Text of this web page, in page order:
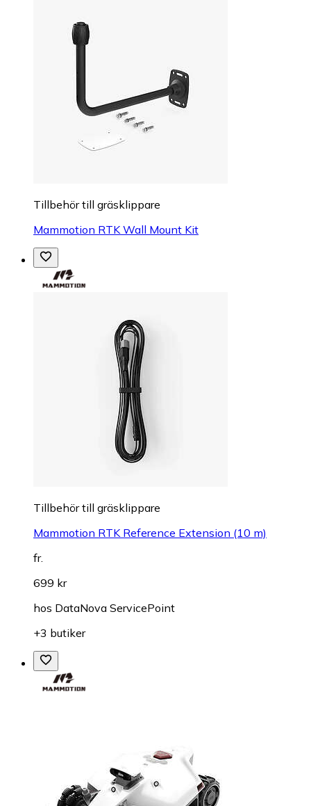
Tillbehör till gräsklippare
Mammotion RTK Wall Mount Kit
Tillbehör till gräsklippare
Mammotion RTK Reference Extension (10 m)
fr.
699 kr
hos DataNova ServicePoint
+3 butiker